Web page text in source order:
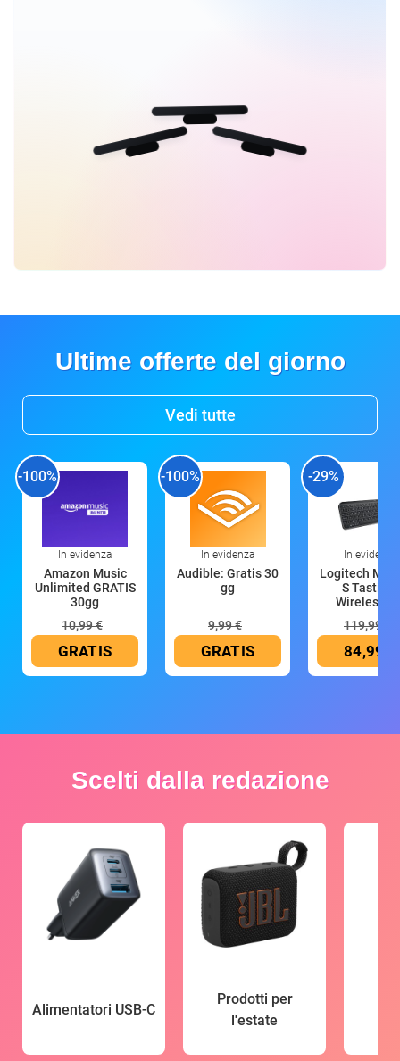
Ultime offerte del giorno
Vedi tutte
-100%
In evidenza
Amazon Music
Unlimited GRATIS
30gg
10,99 €
GRATIS
-100%
In evidenza
Audible: Gratis 30
gg
9,99 €
GRATIS
-29%
In evidenza
Logitech MX
S Tastiera
Wireless
119,99 €
84,99 €
Scelti dalla redazione
Alimentatori USB-C
Prodotti per
l'estate